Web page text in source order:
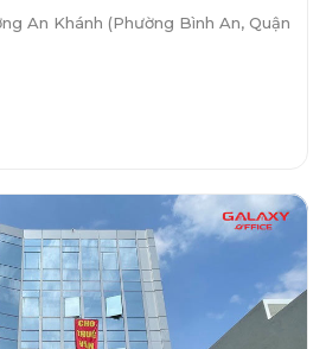
An Khánh (Phường Bình An, Quận